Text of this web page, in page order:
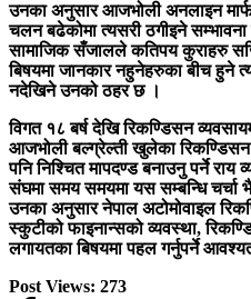
उनका अनुसार आजभोली अनलाइन
चलन बढेकोमा त्यसरी ठगीइने
सामाजिक सँजालले कतिपय कुराहरु
बिषयमा जानकार नहुनेहरुका बीच हुने
नदेखिने उनको ठहर छ ।
विगत १८ बर्ष देखि रिकण्डिसन
आजभोली बल्ग्रेल्ती खुलेका
पनि निश्चित मापदण्ड बनाउनु पर्ने राय
संघमा समय समयमा यस सम्बन्धि चर्चा
उनका अनुसार नेपाल अटोमोवाइल
स्कुटीको फाइनान्सको व्यवस्था,
लगायतका बिषयमा पहल गर्नुपर्ने
Post Views: 273